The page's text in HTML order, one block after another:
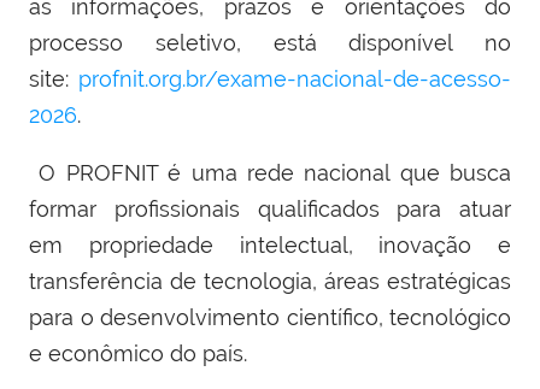
as informações, prazos e orientações do
processo seletivo, está disponível no
site: profnit.org.br/exame-nacional-de-acesso-
2026.
O PROFNIT é uma rede nacional que busca
formar profissionais qualificados para atuar
em propriedade intelectual, inovação e
transferência de tecnologia, áreas estratégicas
para o desenvolvimento científico, tecnológico
e econômico do país.